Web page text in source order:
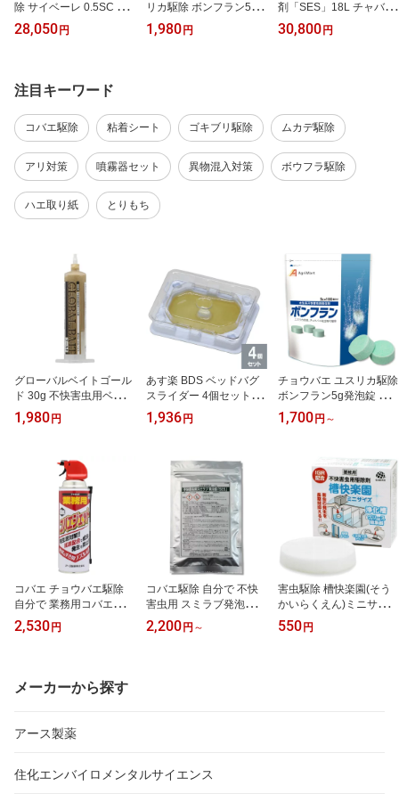
除 サイベーレ 0.5SC 900
ml×4本セット カメムシ
殺虫剤 液体 効果 害虫駆
28,050 円
リカ駆除 ボンフラン5g×
20錠 ネコポス対応 効果
害虫駆除 殺虫剤 コバエ
1,980 円
剤「SES」18L チャバネ
ゴキブリ 効果 ノミ イエ
ダニ トコジラミ(ナンキ
30,800 円
注目キーワード
コバエ駆除 粘着シート ゴキブリ駆除 ムカデ駆除
アリ対策 噴霧器セット 異物混入対策 ボウフラ駆除
ハエ取り紙 とりもち
グローバルベイトゴール
ド 30g 不快害虫用ベイト
タイプ殺虫剤 業務用 飲
食店 厨房 キッチン 宿泊
1,980 円
あす楽 BDS ベッドバグ
スライダー 4個セット ト
コジラミ用粘着トラップ
ベッド マットレス ソフ
ホテル 旅館
1,936 円
チョウバエ ユスリカ駆除
ボンフラン5g発泡錠 効
果 害虫駆除 自分で 殺虫
剤 コバエ 幼虫駆除 発生
1,700 円 ～
コバエ チョウバエ駆除
自分で 業務用コバエジェ
ット 450ml 幼虫にも効く
殺虫スプレー 殺虫剤 エ
2,530 円
コバエ駆除 自分で 不快
害虫用 スミラブ発泡錠剤
SES 0.5g×100錠 チョウ
バエ ユスリカ 殺虫剤 発
2,200 円 ～
害虫駆除 槽快楽園(そう
かいらくえん)ミニサイズ
30g チョウバエ ユスリカ
羽化防止 殺虫剤 浄化槽
550 円
メーカーから探す
アース製薬
住化エンバイロメンタルサイエンス